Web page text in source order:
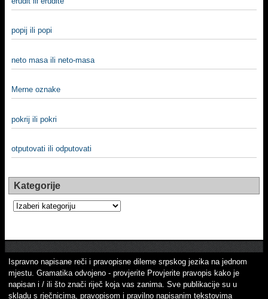
popij ili popi
neto masa ili neto-masa
Merne oznake
pokrij ili pokri
otputovati ili odputovati
Kategorije
Kategorije
Ispravno napisane reči i pravopisne dileme srpskog jezika na jednom
mjestu. Gramatika odvojeno - provjerite Provjerite pravopis kako je
napisan i / ili što znači riječ koja vas zanima. Sve publikacije su u
skladu s rječnicima, pravopisom i pravilno napisanim tekstovima